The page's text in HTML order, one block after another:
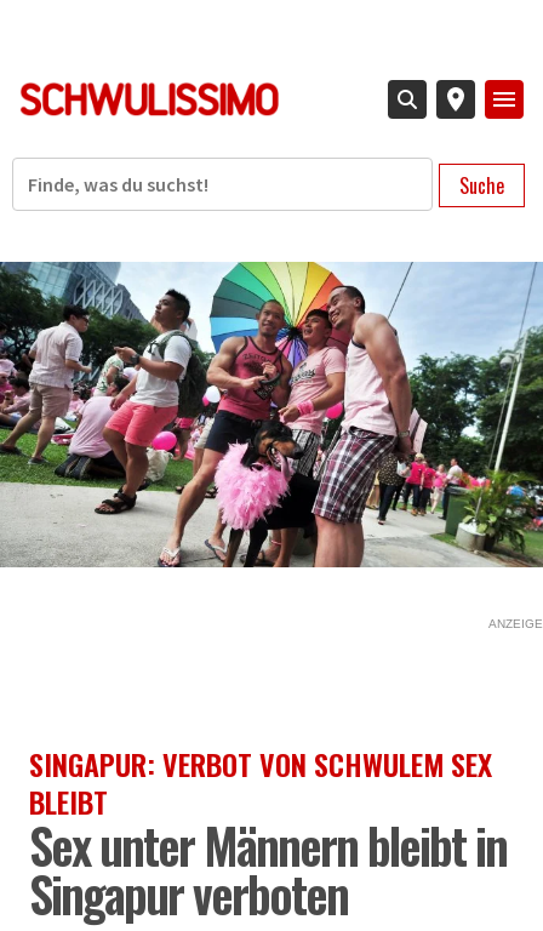
Suche
ANZEIGE
SINGAPUR: VERBOT VON SCHWULEM SEX
BLEIBT
Sex unter Männern bleibt in
Singapur verboten